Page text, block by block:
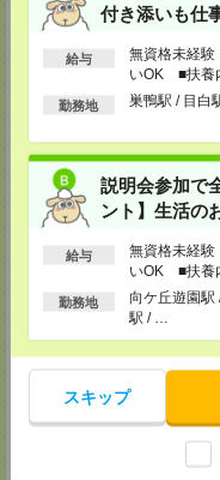
付き添いも仕
給与
無資格未経
いOK ■扶養
以上
勤務地 巣鴨駅 / 目白
説明会参加で
ント】生活の
給与
無資格未経
いOK ■扶養
以上
勤務地
向ケ丘遊園駅
駅 / …
スキップ
西東京医療オフィス
〒180-0004 東京都武蔵野市
TEL：0422-23-0901
FAX：0422-23-0905
担当：採用担当
町田介護オフィス
〒194-0022 東京都町田市森
TEL：042-728-3021
FAX：042-728-3025
担当：採用担当
〒210-0007 神奈川県川崎市
TEL：044-233-3501
FAX：044-233-4305
横浜介護オフィス
〒221-0835 神奈川県横浜市